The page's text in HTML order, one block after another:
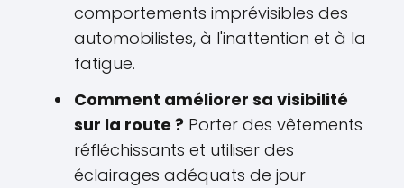
comportements imprévisibles des
automobilistes, à l'inattention et à la
fatigue.
Comment améliorer sa visibilité
sur la route ? Porter des vêtements
réfléchissants et utiliser des
éclairages adéquats de jour